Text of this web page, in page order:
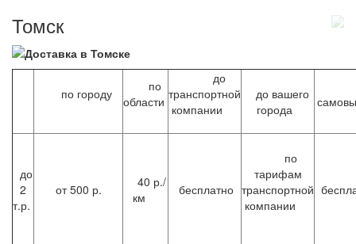
Томск
по городу
по
области
до
транспортной
компании
до вашего
города
до
2
т.р.
от 500 р.
40 р./
км
бесплатно
по
тарифам
транспортной
компании